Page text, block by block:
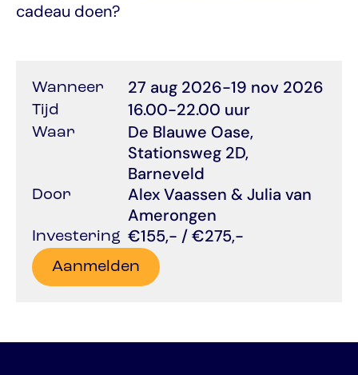
cadeau doen?
Wanneer 27 aug 2026-19 nov 2026
Tijd 16.00-22.00 uur
Waar
De Blauwe Oase,
Stationsweg 2D,
Barneveld
Door
Alex Vaassen & Julia van
Amerongen
Investering €155,- / €275,-
Aanmelden